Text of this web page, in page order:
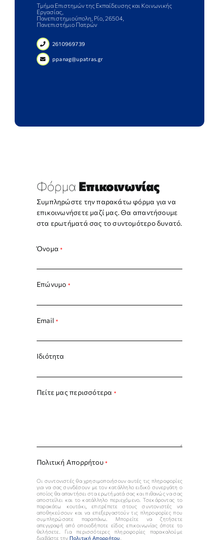
Τμήμα Επιστημών της Εκπαίδευσης και Κοινωνικής
Εργασίας,
Πανεπιστημιούπολη, Ρίο, 26504,
Πανεπιστήμιο Πατρών
2610969739
ppanag@upatras.gr
Φόρμα Επικοινωνίας
Συμπληρώστε την παρακάτω φόρμα για να
επικοινωνήσετε μαζί μας. Θα απαντήσουμε
στα ερωτήματά σας το συντομότερο δυνατό.
Όνομα*
Επώνυμο *
Email*
Ιδιότητα
Πείτε μας περισσότερα *
Πολιτική Απορρήτου *
Οι συντονιστές θα χρησιμοποιήσουν αυτές τις πληροφορίες
για να σας συνδέσουν με τον κατάλληλο ειδικό συνεργάτη ο
οποίος θα απαντήσει στα ερωτήματά σας και πιθανώς να σας
αποστείλει και το κατάλληλο περιεχόμενο. Τσεκάροντας το
παρακάτω κουτάκι, επιτρέπετε στους συντονιστές να
αποθηκεύσουν και να επεξεργαστούν τις πληροφορίες που
συμπληρώσατε παραπάνω. Μπορείτε να ζητήσετε
απεγγραφή από οποιοδήποτε είδος επικοινωνίας όποτε το
θελήσετε. Για περισσότερες πληροφορίες παρακαλούμε
διαβάστε την Πολιτική Απορρήτου